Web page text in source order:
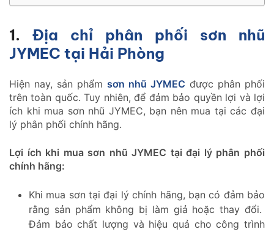
1. Địa chỉ phân phối sơn nhũ
JYMEC tại Hải Phòng
Hiện nay, sản phẩm sơn nhũ JYMEC được phân phối
trên toàn quốc. Tuy nhiên, để đảm bảo quyền lợi và lợi
ích khi mua sơn nhũ JYMEC, bạn nên mua tại các đại
lý phân phối chính hãng.
Lợi ích khi mua sơn nhũ JYMEC tại đại lý phân phối
chính hãng:
Khi mua sơn tại đại lý chính hãng, bạn có đảm bảo
rằng sản phẩm không bị làm giả hoặc thay đổi.
Đảm bảo chất lượng và hiệu quả cho công trình